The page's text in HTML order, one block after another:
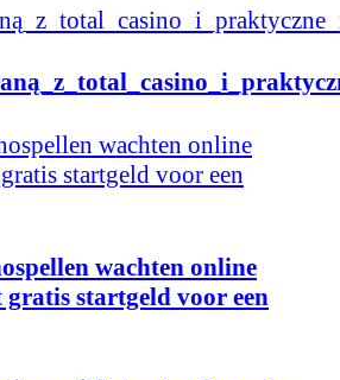
wachten online
gratis startgeld voor een